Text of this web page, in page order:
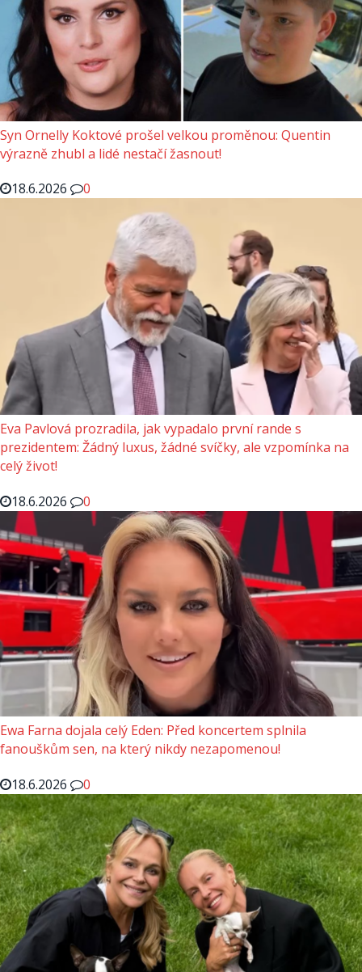
Syn Ornelly Koktové prošel velkou proměnou: Quentin
výrazně zhubl a lidé nestačí žasnout!
18.6.2026
0
Eva Pavlová prozradila, jak vypadalo první rande s
prezidentem: Žádný luxus, žádné svíčky, ale vzpomínka na
celý život!
18.6.2026
0
Ewa Farna dojala celý Eden: Před koncertem splnila
fanouškům sen, na který nikdy nezapomenou!
18.6.2026
0